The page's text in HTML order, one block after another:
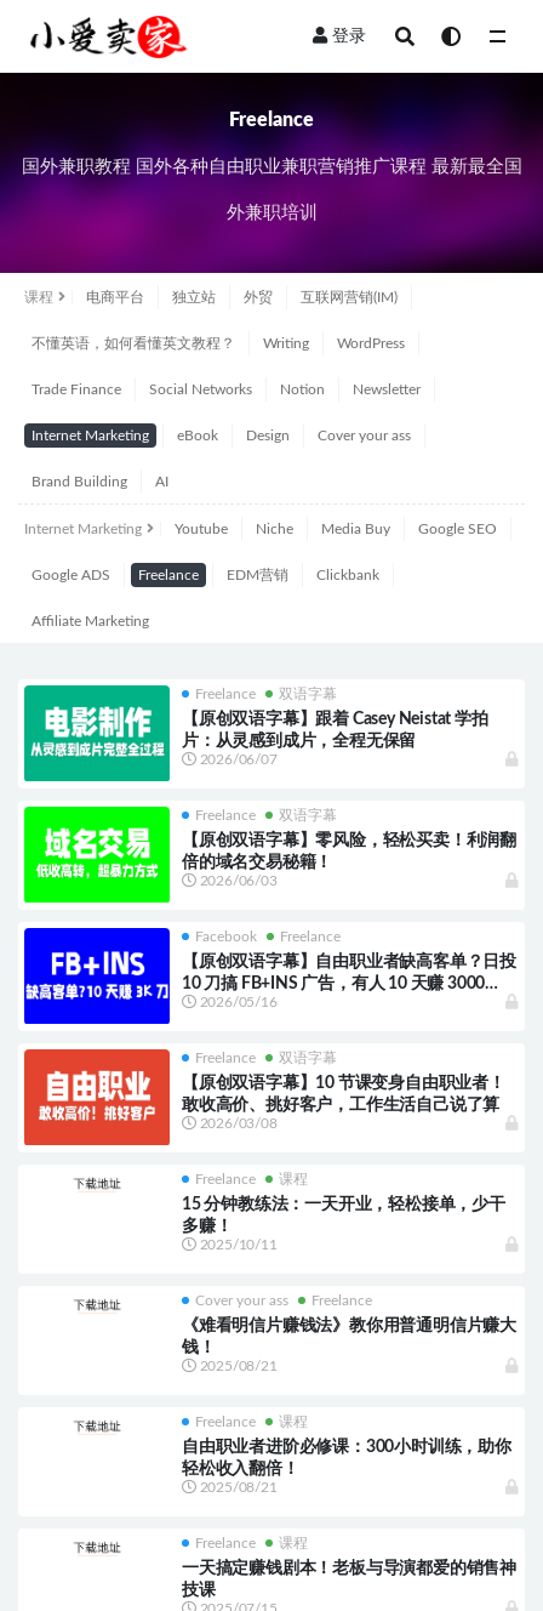
登录
Freelance
国外兼职教程 国外各种自由职业兼职营销推广课程 最新最全国
外兼职培训
课程 电商平台 独立站 外贸 互联网营销(IM)
不懂英语，如何看懂英文教程？ Writing WordPress
Trade Finance Social Networks Notion Newsletter
Internet Marketing eBook Design Cover your ass
Brand Building AI
Internet Marketing Youtube Niche Media Buy Google SEO
Google ADS Freelance EDM营销 Clickbank
Affiliate Marketing
Freelance 双语字幕
【原创双语字幕】跟着 Casey Neistat 学拍
片：从灵感到成片，全程无保留
2026/06/07
Freelance 双语字幕
【原创双语字幕】零风险，轻松买卖！利润翻
倍的域名交易秘籍！
2026/06/03
Facebook Freelance
【原创双语字幕】自由职业者缺高客单？日投
10 刀搞 FB+INS 广告，有人 10 天赚 3000
刀！2026/05/16
Freelance 双语字幕
【原创双语字幕】10 节课变身自由职业者！
敢收高价、挑好客户，工作生活自己说了算
2026/03/08
Freelance 课程
15 分钟教练法：一天开业，轻松接单，少干
多赚！
2025/10/11
Cover your ass Freelance
《难看明信片赚钱法》教你用普通明信片赚大
钱！
2025/08/21
Freelance 课程
自由职业者进阶必修课：300小时训练，助你
轻松收入翻倍！
2025/08/21
Freelance 课程
一天搞定赚钱剧本！老板与导演都爱的销售神
技课